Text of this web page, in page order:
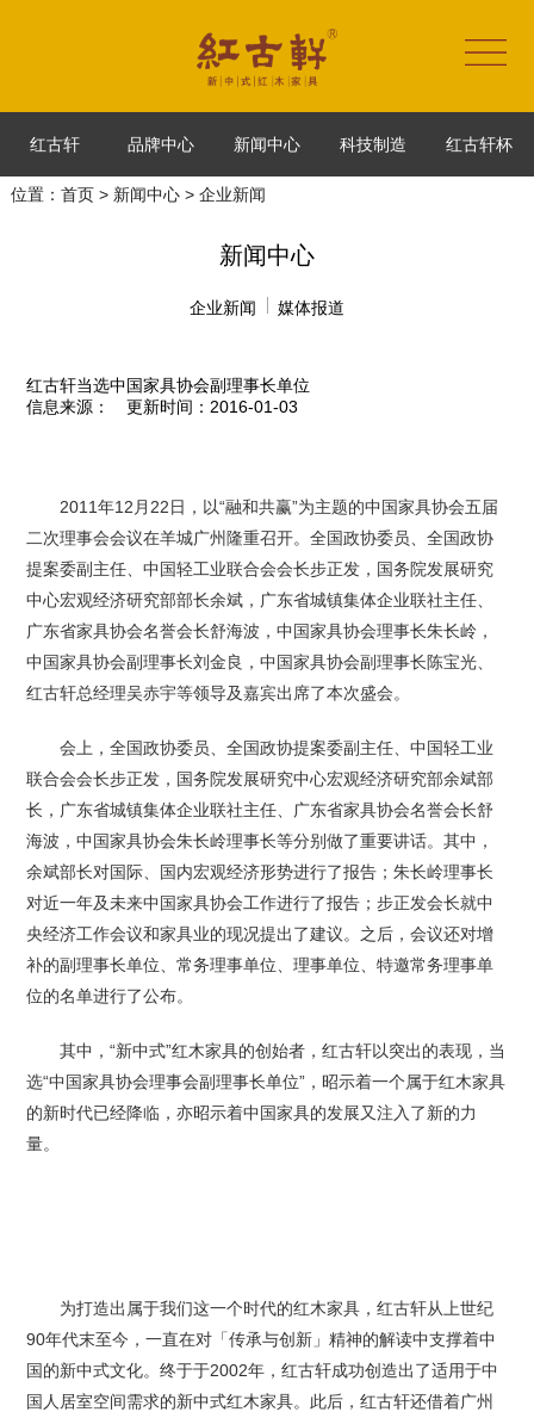
红古轩 品牌中心 新闻中心 科技制造 红古轩杯
位置： 首页> 新闻中心> 企业新闻
新闻中心
企业新闻 媒体报道
红古轩当选中国家具协会副理事长单位
信息来源：
更新时间：2016-01-03
2011年12月22日，以“融和共赢”为主题的中国家具协会五届
二次理事会会议在羊城广州隆重召开。全国政协委员、全国政协
提案委副主任、中国轻工业联合会会长步正发，国务院发展研究
中心宏观经济研究部部长余斌，广东省城镇集体企业联社主任、
广东省家具协会名誉会长舒海波，中国家具协会理事长朱长岭，
中国家具协会副理事长刘金良，中国家具协会副理事长陈宝光、
红古轩总经理吴赤宇等领导及嘉宾出席了本次盛会。
会上，全国政协委员、全国政协提案委副主任、中国轻工业
联合会会长步正发，国务院发展研究中心宏观经济研究部余斌部
长，广东省城镇集体企业联社主任、广东省家具协会名誉会长舒
海波，中国家具协会朱长岭理事长等分别做了重要讲话。其中，
余斌部长对国际、国内宏观经济形势进行了报告；朱长岭理事长
对近一年及未来中国家具协会工作进行了报告；步正发会长就中
央经济工作会议和家具业的现况提出了建议。之后，会议还对增
补的副理事长单位、常务理事单位、理事单位、特邀常务理事单
位的名单进行了公布。
其中，“新中式”红木家具的创始者，红古轩以突出的表现，当
选“中国家具协会理事会副理事长单位”，昭示着一个属于红木家具
的新时代已经降临，亦昭示着中国家具的发展又注入了新的力
量。
为打造出属于我们这一个时代的红木家具，红古轩从上世纪
90年代末至今，一直在对「传承与创新」精神的解读中支撑着中
国的新中式文化。终于于2002年，红古轩成功创造出了适用于中
国人居室空间需求的新中式红木家具。此后，红古轩还借着广州